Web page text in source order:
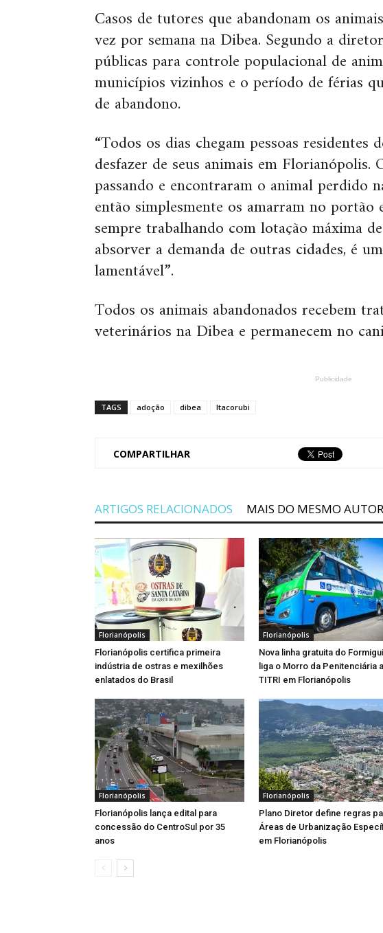
Casos de tutores que abandonam os
vez por semana na Dibea. Segundo a
públicas para controle populacional de
municípios vizinhos e o período de férias
de abandono.
“Todos os dias chegam pessoas residentes
desfazer de seus animais em Florianópolis.
passando e encontraram o animal perdido
então simplesmente os amarram no portão
sempre trabalhando com lotação máxima
absorver a demanda de outras cidades, é
lamentável”.
Todos os animais abandonados recebem
veterinários na Dibea e permanecem no
Publicidade
TAGS adoção dibea Itacorubi
COMPARTILHAR
ARTIGOS RELACIONADOS MAIS DO MESMO AUTOR
Florianópolis
Florianópolis certifica primeira
indústria de ostras e mexilhões
enlatados do Brasil
Florianópolis
Nova linha gratuita do
liga o Morro da Penitenciária
TITRI em Florianópolis
Florianópolis
Florianópolis lança edital para
concessão do CentroSul por 35
anos
Florianópolis
Plano Diretor define regras
Áreas de Urbanização
em Florianópolis